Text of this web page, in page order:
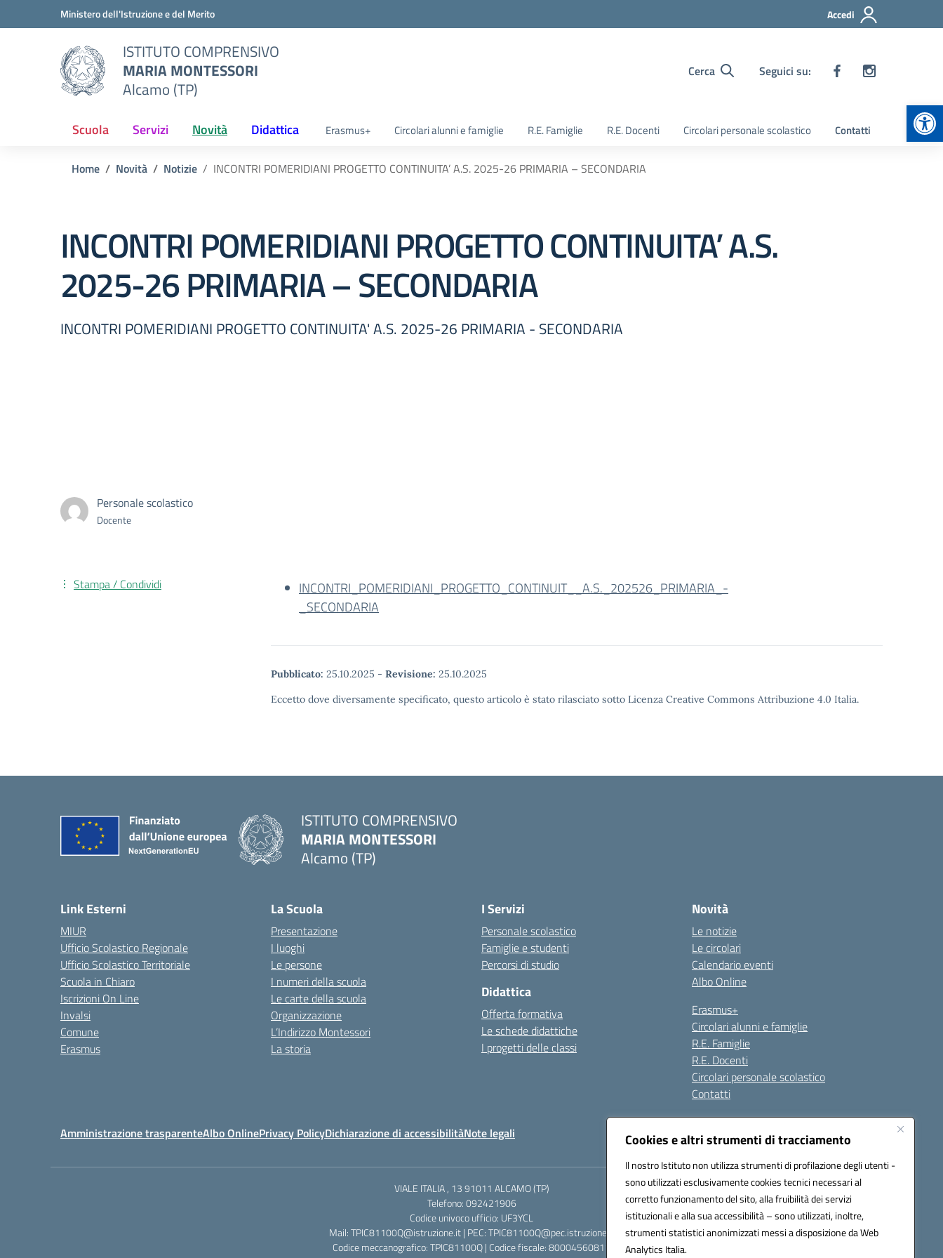
Cookies e altri strumenti di tracciamento
Il nostro Istituto non utilizza strumenti di profilazione degli utenti -
sono utilizzati esclusivamente cookies tecnici necessari al
corretto funzionamento del sito, alla fruibilità dei servizi
istituzionali e alla sua accessibilità – sono utilizzati, inoltre,
strumenti statistici anonimizzati messi a disposizione da Web
Analytics Italia.
Vai ai contenuti
Vai al menu di navigazioneMinistero dell'Istruzione e del Merito Accedi
ISTITUTO COMPRENSIVO
MARIA MONTESSORI
Alcamo (TP)
Cerca Seguici su:
Scuola Servizi Novità Didattica Erasmus+ Circolari alunni e famiglie R.E. Famiglie R.E. Docenti Circolari personale scolastico Contatti
Home Novità Notizie INCONTRI POMERIDIANI PROGETTO CONTINUITA’ A.S. 2025-26 PRIMARIA – SECONDARIA
INCONTRI POMERIDIANI PROGETTO CONTINUITA’ A.S.
2025-26 PRIMARIA – SECONDARIA
INCONTRI POMERIDIANI PROGETTO CONTINUITA' A.S. 2025-26 PRIMARIA - SECONDARIA
Personale scolastico
Docente
INCONTRI_POMERIDIANI_PROGETTO_CONTINUIT__A.S._202526_PRIMARIA_-
_SECONDARIA
Pubblicato: 25.10.2025 - Revisione: 25.10.2025
Eccetto dove diversamente specificato, questo articolo è stato rilasciato sotto Licenza Creative Commons Attribuzione 4.0 Italia.
Stampa / Condividi
ISTITUTO COMPRENSIVO
MARIA MONTESSORI
Alcamo (TP)
Link Esterni
MIUR
Ufficio Scolastico Regionale
Ufficio Scolastico Territoriale
Scuola in Chiaro
Iscrizioni On Line
Invalsi
Comune
Erasmus
La Scuola
Presentazione
I luoghi
Le persone
I numeri della scuola
Le carte della scuola
Organizzazione
L’Indirizzo Montessori
La storia
I Servizi
Personale scolastico
Famiglie e studenti
Percorsi di studio
Didattica
Offerta formativa
Le schede didattiche
I progetti delle classi
Novità
Le notizie
Le circolari
Calendario eventi
Albo Online
Erasmus+
Circolari alunni e famiglie
R.E. Famiglie
R.E. Docenti
Circolari personale scolastico
Contatti
Amministrazione trasparenteAlbo OnlinePrivacy PolicyDichiarazione di accessibilitàNote legali Seguici su:
VIALE ITALIA , 13 91011 ALCAMO (TP)
Telefono: 092421906
Codice univoco ufficio: UF3YCL
Mail: TPIC81100Q@istruzione.it | PEC: TPIC81100Q@pec.istruzione.it
Codice meccanografico: TPIC81100Q | Codice fiscale: 80004560811